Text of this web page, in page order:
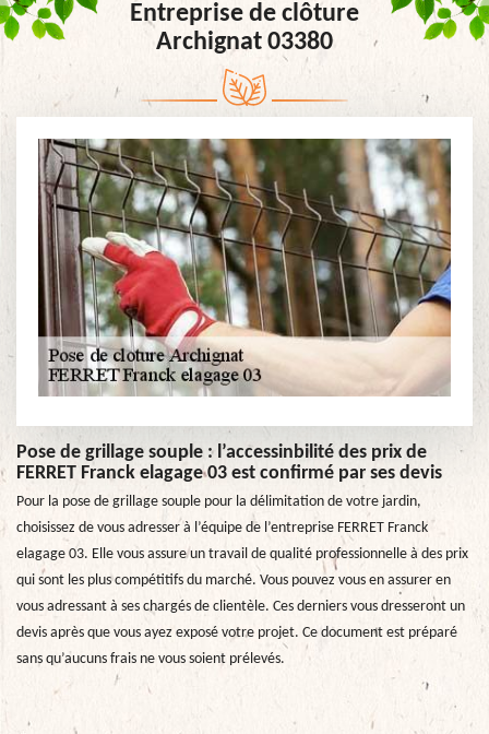
Entreprise de clôture
Archignat 03380
Pose de grillage souple : l’accessinbilité des prix de
FERRET Franck elagage 03 est confirmé par ses devis
Pour la pose de grillage souple pour la délimitation de votre jardin,
choisissez de vous adresser à l’équipe de l’entreprise FERRET Franck
elagage 03. Elle vous assure un travail de qualité professionnelle à des prix
qui sont les plus compétitifs du marché. Vous pouvez vous en assurer en
vous adressant à ses chargés de clientèle. Ces derniers vous dresseront un
devis après que vous ayez exposé votre projet. Ce document est préparé
sans qu’aucuns frais ne vous soient prélevés.